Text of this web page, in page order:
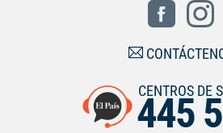
CENTROS DE
445